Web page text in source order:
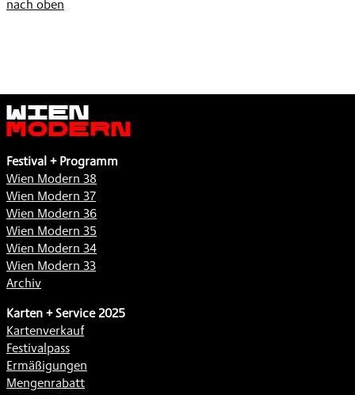
nach oben
Wien
Modern
Festival + Programm
Wien Modern 38
Wien Modern 37
Wien Modern 36
Wien Modern 35
Wien Modern 34
Wien Modern 33
Archiv
Karten + Service 2025
Kartenverkauf
Festivalpass
Ermäßigungen
Mengenrabatt